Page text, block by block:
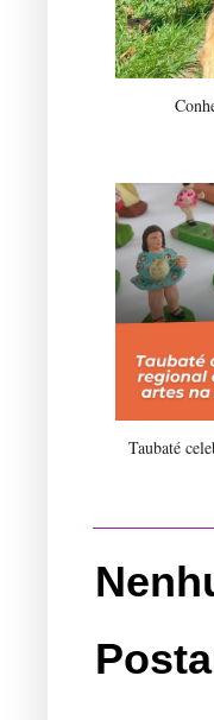
Taubaté